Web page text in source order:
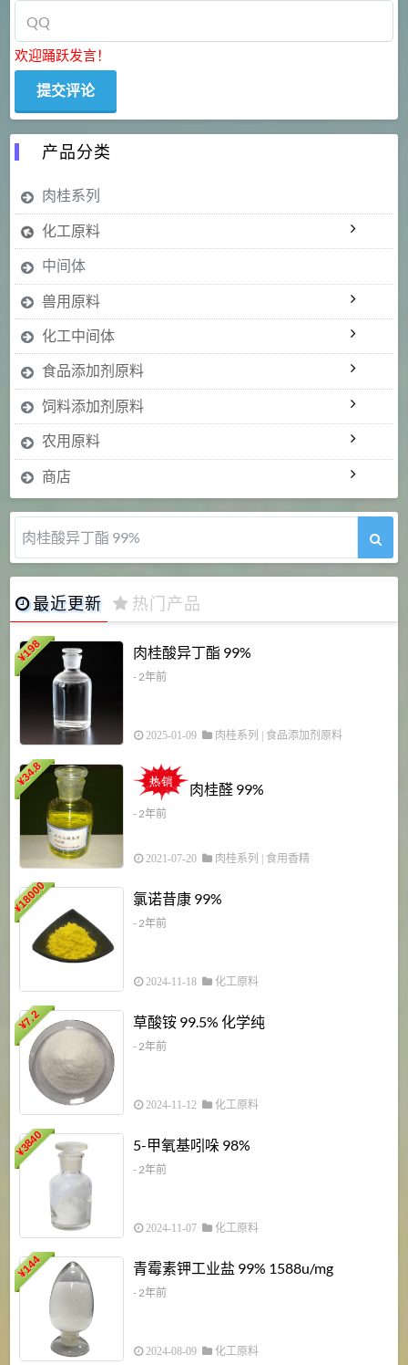
欢迎踊跃发言！
产品分类
肉桂系列
化工原料
中间体
兽用原料
化工中间体
食品添加剂原料
饲料添加剂原料
农用原料
商店
肉桂醛 99%
最近更新 热门产品
¥
198 肉桂酸异丁酯 99%
- 2年前
2025-01-09 肉桂系列 食品添加剂原料
¥
34.8
肉桂醛 99%
- 2年前
2021-07-20 肉桂系列 食用香精
¥
18000 氯诺昔康 99%
- 2年前
2024-11-18 化工原料
¥
7.2 草酸铵 99.5% 化学纯
- 2年前
2024-11-12 化工原料
¥
3840 5-甲氧基吲哚 98%
- 2年前
2024-11-07 化工原料
¥
144 青霉素钾工业盐 99% 1588u/mg
- 2年前
2024-08-09 化工原料